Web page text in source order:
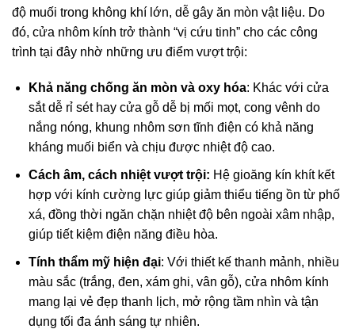
độ muối trong không khí lớn, dễ gây ăn mòn vật liệu. Do
đó, cửa nhôm kính trở thành “vị cứu tinh” cho các công
trình tại đây nhờ những ưu điểm vượt trội:
Khả năng chống ăn mòn và oxy hóa: Khác với cửa
sắt dễ rỉ sét hay cửa gỗ dễ bị mối mọt, cong vênh do
nắng nóng, khung nhôm sơn tĩnh điện có khả năng
kháng muối biển và chịu được nhiệt độ cao.
Cách âm, cách nhiệt vượt trội: Hệ gioăng kín khít kết
hợp với kính cường lực giúp giảm thiểu tiếng ồn từ phố
xá, đồng thời ngăn chặn nhiệt độ bên ngoài xâm nhập,
giúp tiết kiệm điện năng điều hòa.
Tính thẩm mỹ hiện đại: Với thiết kế thanh mảnh, nhiều
màu sắc (trắng, đen, xám ghi, vân gỗ), cửa nhôm kính
mang lại vẻ đẹp thanh lịch, mở rộng tầm nhìn và tận
dụng tối đa ánh sáng tự nhiên.